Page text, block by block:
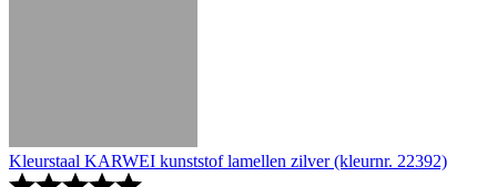
Kleurstaal KARWEI kunststof lamellen zilver (kleurnr. 22392)